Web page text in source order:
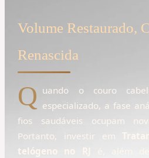
Volume Restaurado,
Renascida
Q uando o couro
especializado, a fase
fios saudáveis ocupam
Portanto, investir em
telógeno no RJ
é, além